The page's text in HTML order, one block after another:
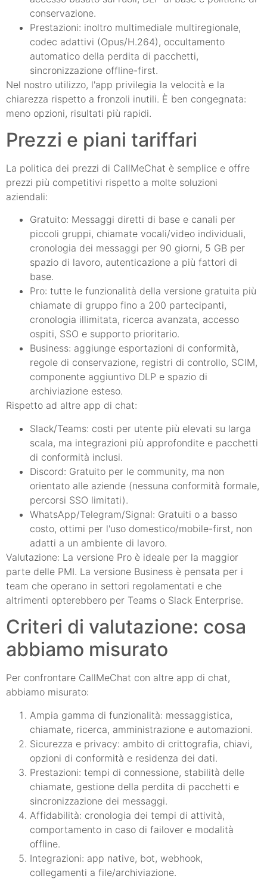
conservazione.
Prestazioni: inoltro multimediale multiregionale,
codec adattivi (Opus/H.264), occultamento
automatico della perdita di pacchetti,
sincronizzazione offline-first.
Nel nostro utilizzo, l'app privilegia la velocità e la
chiarezza rispetto a fronzoli inutili. È ben congegnata:
meno opzioni, risultati più rapidi.
Prezzi e piani tariffari
La politica dei prezzi di CallMeChat è semplice e offre
prezzi più competitivi rispetto a molte soluzioni
aziendali:
Gratuito: Messaggi diretti di base e canali per
piccoli gruppi, chiamate vocali/video individuali,
cronologia dei messaggi per 90 giorni, 5 GB per
spazio di lavoro, autenticazione a più fattori di
base.
Pro: tutte le funzionalità della versione gratuita più
chiamate di gruppo fino a 200 partecipanti,
cronologia illimitata, ricerca avanzata, accesso
ospiti, SSO e supporto prioritario.
Business: aggiunge esportazioni di conformità,
regole di conservazione, registri di controllo, SCIM,
componente aggiuntivo DLP e spazio di
archiviazione esteso.
Rispetto ad altre app di chat:
Slack/Teams: costi per utente più elevati su larga
scala, ma integrazioni più approfondite e pacchetti
di conformità inclusi.
Discord: Gratuito per le community, ma non
orientato alle aziende (nessuna conformità formale,
percorsi SSO limitati).
WhatsApp/Telegram/Signal: Gratuiti o a basso
costo, ottimi per l'uso domestico/mobile-first, non
adatti a un ambiente di lavoro.
Valutazione: La versione Pro è ideale per la maggior
parte delle PMI. La versione Business è pensata per i
team che operano in settori regolamentati e che
altrimenti opterebbero per Teams o Slack Enterprise.
Criteri di valutazione: cosa
abbiamo misurato
Per confrontare CallMeChat con altre app di chat,
abbiamo misurato:
Ampia gamma di funzionalità: messaggistica,
chiamate, ricerca, amministrazione e automazioni.
Sicurezza e privacy: ambito di crittografia, chiavi,
opzioni di conformità e residenza dei dati.
Prestazioni: tempi di connessione, stabilità delle
chiamate, gestione della perdita di pacchetti e
sincronizzazione dei messaggi.
Affidabilità: cronologia dei tempi di attività,
comportamento in caso di failover e modalità
offline.
Integrazioni: app native, bot, webhook,
collegamenti a file/archiviazione.